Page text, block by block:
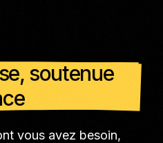
soutenue
vous avez besoin,